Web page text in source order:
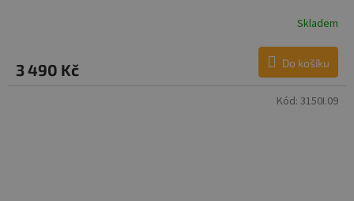
Skladem
3 490 Kč Do košíku
Kód: 3150I.09